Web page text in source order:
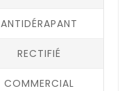
ANTIDÉRAPANT
RECTIFIÉ
COMMERCIAL